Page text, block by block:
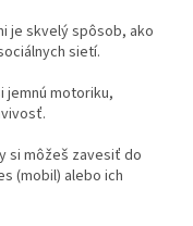
je skvelý spôsob, ako
sietí.
jemnú motoriku,
si môžeš zavesiť do
(mobil) alebo ich